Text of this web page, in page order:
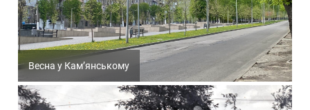
Весна у Кам’янському